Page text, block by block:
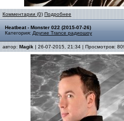
Комментарии (0) Подробнее
Heatbeat - Monster 022 (2015-07-26)
Категория: Другие Trance радиошоу
автор: Magik | 26-07-2015, 21:34 | Просмотров: